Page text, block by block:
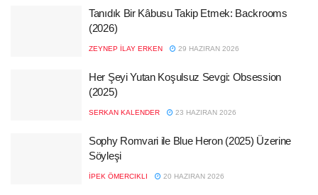
Tanıdık Bir Kâbusu Takip Etmek: Backrooms
(2026)
ZEYNEP İLAY ERKEN 29 HAZIRAN 2026
Her Şeyi Yutan Koşulsuz Sevgi: Obsession
(2025)
SERKAN KALENDER 23 HAZIRAN 2026
Sophy Romvari ile Blue Heron (2025) Üzerine
Söyleşi
İPEK ÖMERCIKLI 20 HAZIRAN 2026